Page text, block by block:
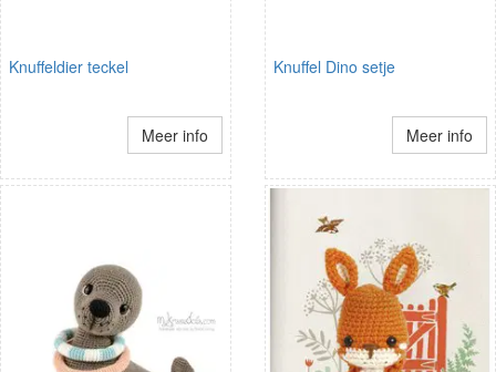
Knuffeldier teckel
Meer info
Knuffel Dino setje
Meer info